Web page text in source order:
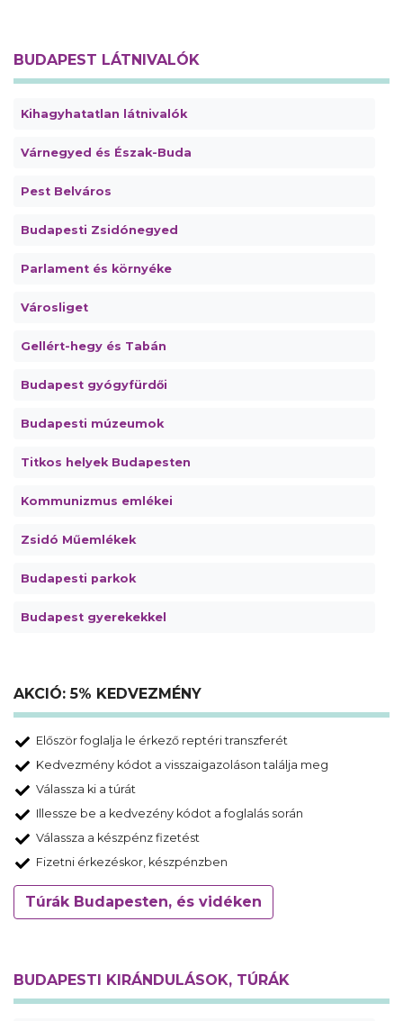
BUDAPEST LÁTNIVALÓK
Kihagyhatatlan látnivalók
Várnegyed és Észak-Buda
Pest Belváros
Budapesti Zsidónegyed
Parlament és környéke
Városliget
Gellért-hegy és Tabán
Budapest gyógyfürdői
Budapesti múzeumok
Titkos helyek Budapesten
Kommunizmus emlékei
Zsidó Műemlékek
Budapesti parkok
Budapest gyerekekkel
AKCIÓ: 5% KEDVEZMÉNY
Először foglalja le érkező reptéri transzferét
Kedvezmény kódot a visszaigazoláson találja meg
Válassza ki a túrát
Illessze be a kedvezény kódot a foglalás során
Válassza a készpénz fizetést
Fizetni érkezéskor, készpénzben
Túrák Budapesten, és vidéken
BUDAPESTI KIRÁNDULÁSOK, TÚRÁK